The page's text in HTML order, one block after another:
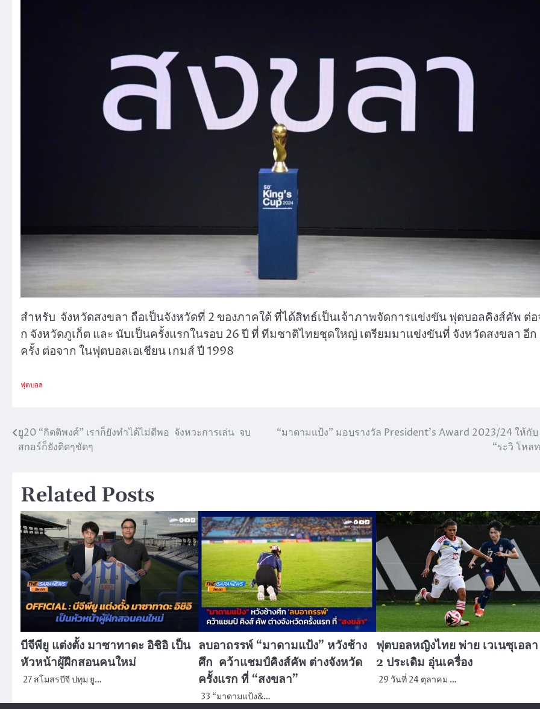
สำหรับ จังหวัดสงขลา ถือเป็นจังหวัดที่ 2 ของภาคใต้ ที่ได้สิทธ์เป็นเจ้าภาพจัดการแข่งขัน ฟุตบอลคิงส์คัพ ต่
ก จังหวัดภูเก็ต และ นับเป็นครั้งแรกในรอบ 26 ปี ที่ ทีมชาติไทยชุดใหญ่ เตรียมมาแข่งขันที่ จังหวัดสงขลา อีก
ครั้ง ต่อจาก ในฟุตบอลเอเชียน เกมส์ ปี 1998
ฟุตบอล
แนะแนว
ยู20 “กิตติพงศ์” เราก็ยังทำได้ไม่ดีพอ จังหวะการเล่น จบ
สกอร์ก็ยังติดๆขัดๆ
“มาดามแป้ง” มอบรางวัล President’s Award 2023/24 ให้กั
“ระวิ โหล
Related Posts
บีจีพียู แต่งตั้ง มาซาทาดะ อิชิอิ เป็น
หัวหน้าผู้ฝึกสอนคนใหม่
27 สโมสรบีจี ปทุม ยู…
ลบอาถรรพ์ “มาดามแป้ง” หวังช้าง
ศึก คว้าแชมป์คิงส์คัพ ต่างจังหวัด
ครั้งแรก ที่ “สงขลา”
33 “มาดามแป้ง&…
ฟุตบอลหญิงไทย พ่าย เวเนซุเอล
2 ประเดิม อุ่นเครื่อง
29 วันที่ 24 ตุลาคม …